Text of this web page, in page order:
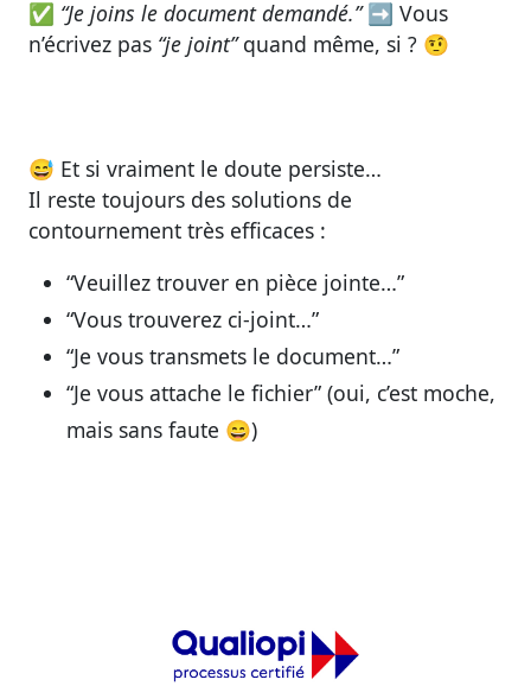
✅ “Je joins le document demandé.”➡ Vous
n’écrivez pas “je joint”quand même, si ? 🤨
😅 Et si vraiment le doute persiste…
Il reste toujours des solutions de
contournement très efficaces :
“Veuillez trouver en pièce jointe…”
“Vous trouverez ci-joint…”
“Je vous transmets le document…”
“Je vous attache le fichier” (oui, c’est moche,
mais sans faute 😄)